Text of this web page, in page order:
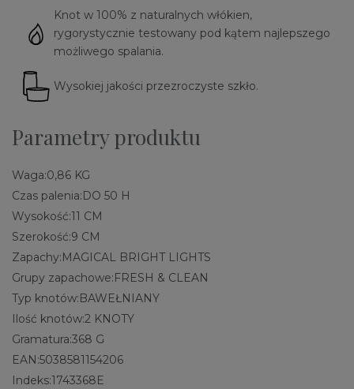
Knot w 100% z naturalnych włókien,
rygorystycznie testowany pod kątem najlepszego
możliwego spalania.
Wysokiej jakości przezroczyste szkło.
Parametry produktu
Waga:0,86 KG
Czas palenia:DO 50 H
Wysokość:11 CM
Szerokość:9 CM
Zapachy:MAGICAL BRIGHT LIGHTS
Grupy zapachowe:FRESH & CLEAN
Typ knotów:BAWEŁNIANY
Ilość knotów:2 KNOTY
Gramatura:368 G
EAN:5038581154206
Indeks:1743368E